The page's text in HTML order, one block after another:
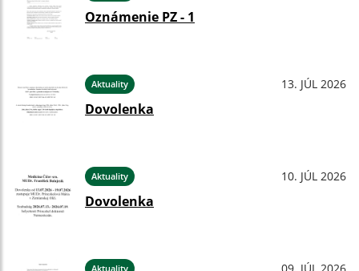
Oznámenie PZ - 1
Aktuality 13. JÚL 2026
Dovolenka
Aktuality 10. JÚL 2026
Dovolenka
Aktuality